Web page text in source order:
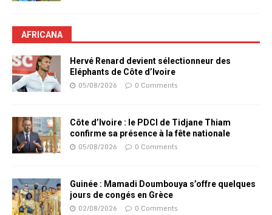
AFRICANA
Hervé Renard devient sélectionneur des
Eléphants de Côte d’Ivoire
05/08/2026 0 Comments
Côte d’Ivoire : le PDCI de Tidjane Thiam
confirme sa présence à la fête nationale
05/08/2026 0 Comments
Guinée : Mamadi Doumbouya s’offre quelques
jours de congés en Grèce
02/08/2026 0 Comments